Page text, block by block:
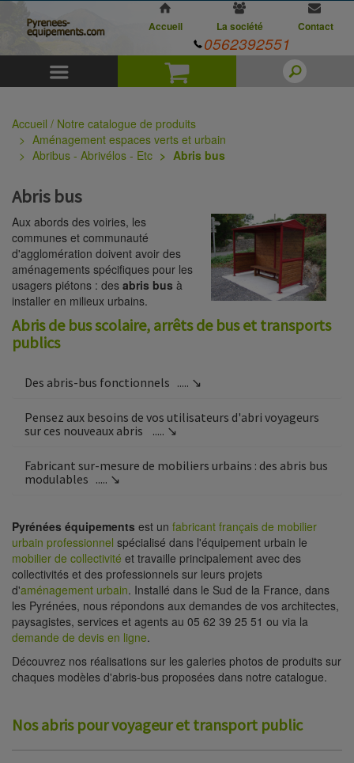
Panier
Accueil La société Contact
0562392551
Accueil / Notre catalogue de produits
Aménagement espaces verts et urbain
Abribus - Abrivélos - Etc
Abris bus
Abris bus
Aux abords des voiries, les
communes et communauté
d'agglomération doivent avoir des
aménagements spécifiques pour les
usagers piétons : des abris bus à
installer en milieux urbains.
Abris de bus scolaire, arrêts de bus et transports
publics
Des abris-bus fonctionnels ..... ↘
Pensez aux besoins de vos utilisateurs d'abri voyageurs
sur ces nouveaux abris
..... ↘
Fabricant sur-mesure de mobiliers urbains : des abris bus
modulables ..... ↘
Pyrénées équipements est un fabricant français de mobilier
urbain professionnel spécialisé dans l'équipement urbain le
mobilier de collectivité et travaille principalement avec des
collectivités et des professionnels sur leurs projets
d'aménagement urbain. Installé dans le Sud de la France, dans
les Pyrénées, nous répondons aux demandes de vos architectes,
paysagistes, services et agents au 05 62 39 25 51 ou via la
demande de devis en ligne.
Découvrez nos réalisations sur les galeries photos de produits sur
chaques modèles d'abris-bus proposées dans notre catalogue.
Nos abris pour voyageur et transport public